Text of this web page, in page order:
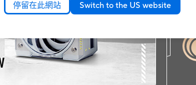
停留在此網站 Switch to the US website